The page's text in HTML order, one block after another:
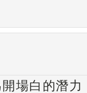
場白的潛力